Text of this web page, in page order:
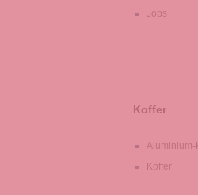
Jobs
Koffer
Aluminium-
Koffer